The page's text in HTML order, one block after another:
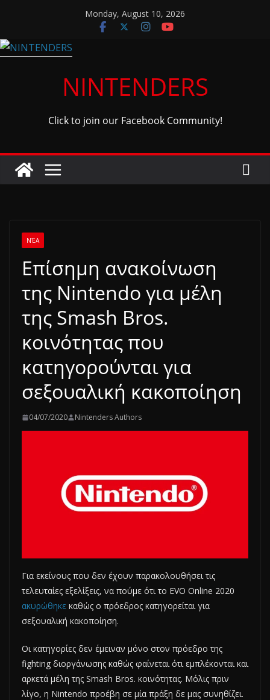
content
Monday, August 10, 2026
NINTENDERS
Click to join our Facebook Community!
ΝΈΑ
Επίσημη ανακοίνωση
της Nintendo για μέλη
της Smash Bros.
κοινότητας που
κατηγορούνται για
σεξουαλική κακοποίηση
04/07/2020 Nintenders Authors
Για εκείνους που δεν έχουν παρακολουθήσει τις
τελευταίες εξελίξεις, να πούμε ότι το EVO Online 2020
ακυρώθηκε καθώς ο πρόεδρος κατηγορείται για
σεξουαλική κακοποίηση.
Οι κατηγορίες δεν έμειναν μόνο στον πρόεδρο της
fighting διοργάνωσης καθώς φαίνεται ότι εμπλέκονται και
αρκετά μέλη της Smash Bros. κοινότητας. Μόλις πριν
λίγο, η Nintendo προέβη σε μία πράξη δε μας συνηθίζει.